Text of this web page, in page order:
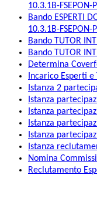
10.3.1B-FSEPON-
Bando ESPERTI
10.3.1B-
Bando TUTOR
Bando TUTOR
Determina
Incarico Esperti
Istanza 2
Istanza
Istanza
Istanza
Istanza
Istanza
Nomina
Reclutamento